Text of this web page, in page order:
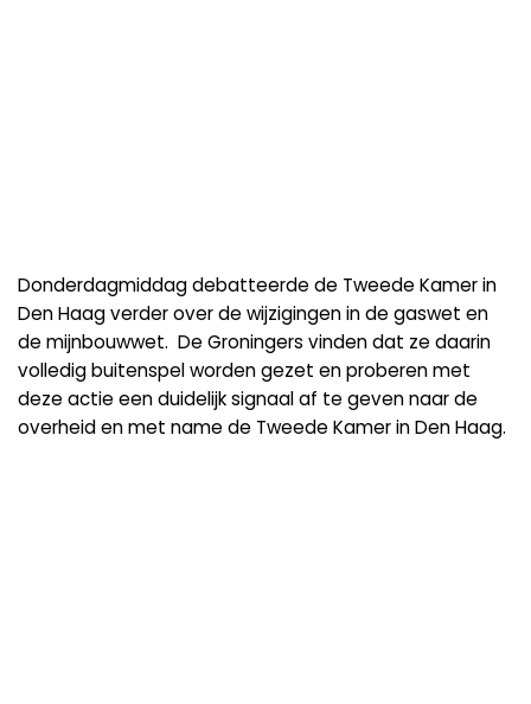
Donderdagmiddag debatteerde de Tweede Kamer in
Den Haag verder over de wijzigingen in de gaswet en
de mijnbouwwet. De Groningers vinden dat ze daarin
volledig buitenspel worden gezet enproberen met
deze actie een duidelijk signaal af te geven naar de
overheid en met name de Tweede Kamer in Den Haag.